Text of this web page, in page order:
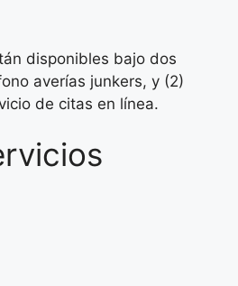
disponibles bajo dos
averías junkers, y (2)
de citas en línea.